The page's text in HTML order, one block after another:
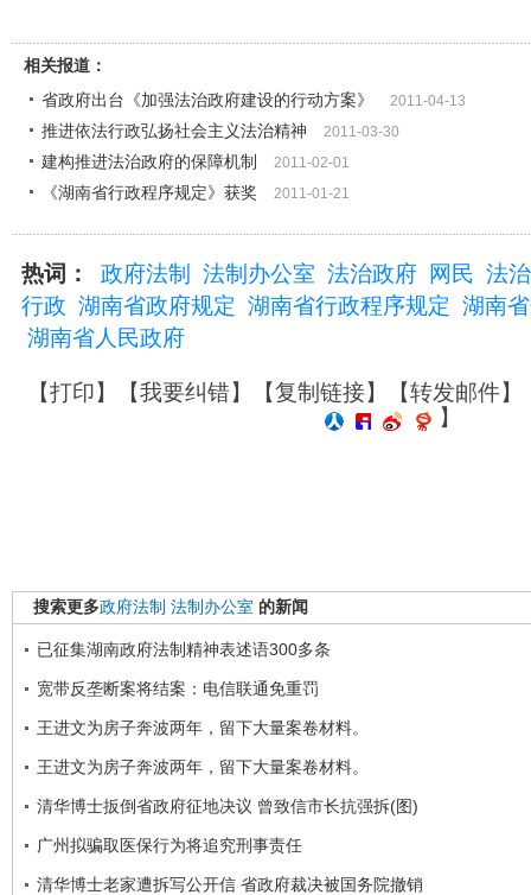
相关报道：
省政府出台《加强法治政府建设的行动方案》
2011-04-13
推进依法行政弘扬社会主义法治精神 2011-03-30
建构推进法治政府的保障机制 2011-02-01
《湖南省行政程序规定》获奖 2011-01-21
热词： 政府法制 法制办公室 法治政府 网民 法
行政 湖南省政府规定 湖南省行政程序规定 湖南
湖南省人民政府
【打印】【我要纠错】【复制链接】【转发邮件】
】
搜索更多政府法制 法制办公室 的新闻
已征集湖南政府法制精神表述语300多条
宽带反垄断案将结案：电信联通免重罚
王进文为房子奔波两年，留下大量案卷材料。
王进文为房子奔波两年，留下大量案卷材料。
清华博士扳倒省政府征地决议 曾致信市长抗强拆(图)
广州拟骗取医保行为将追究刑事责任
清华博士老家遭拆写公开信 省政府裁决被国务院撤销